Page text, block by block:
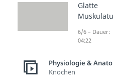
Für die
Klängen
Umgebung
Glatte
6/6 – Dauer:
04:22
Physiologie &
Knochen